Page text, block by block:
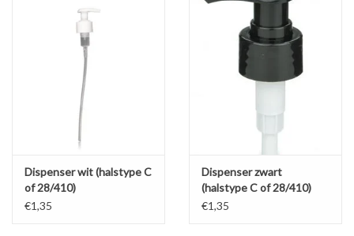
Dispenser wit (halstype C
of 28/410)
€1,35
Dispenser zwart
(halstype C of 28/410)
€1,35